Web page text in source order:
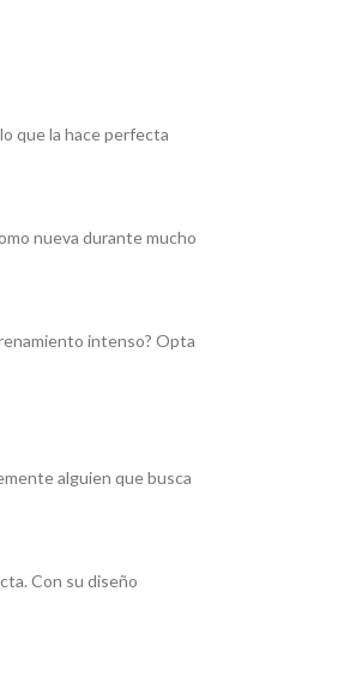
que la hace perfecta
nueva durante mucho
intenso? Opta
alguien que busca
Con su diseño